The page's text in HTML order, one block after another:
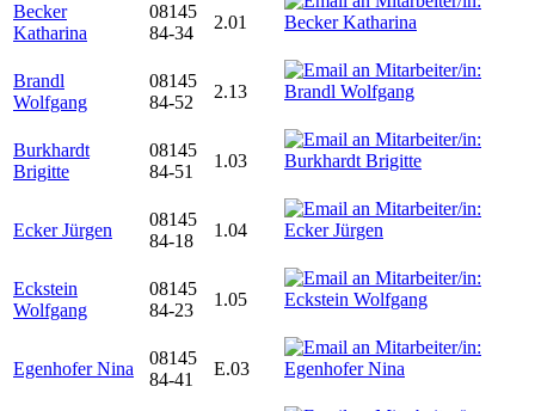
Becker
Katharina
08145
84-34
2.01
Brandl
Wolfgang
08145
84-52
2.13
Burkhardt
Brigitte
08145
84-51
1.03
Ecker Jürgen
08145
84-18
1.04
Eckstein
Wolfgang
08145
84-23
1.05
Egenhofer Nina
08145
84-41
E.03